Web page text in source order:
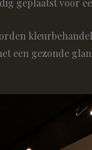
geplaatst voor
een gezonde